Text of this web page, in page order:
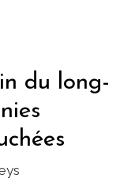
du long-